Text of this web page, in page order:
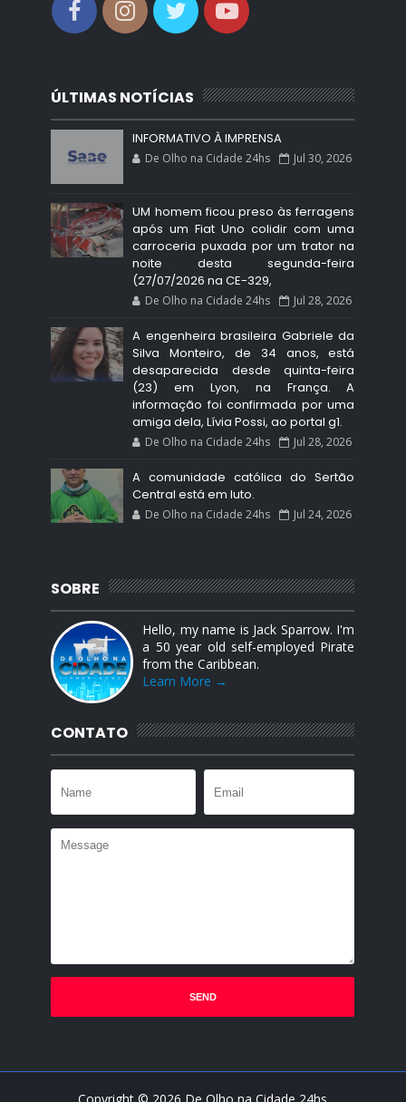
ÚLTIMAS NOTÍCIAS
INFORMATIVO À IMPRENSA
De Olho na Cidade 24hs Jul 30, 2026
UM homem ficou preso às ferragens
após um Fiat Uno colidir com uma
carroceria puxada por um trator na
noite desta segunda-feira
(27/07/2026 na CE-329,
De Olho na Cidade 24hs Jul 28, 2026
A engenheira brasileira Gabriele da
Silva Monteiro, de 34 anos, está
desaparecida desde quinta-feira
(23) em Lyon, na França. A
informação foi confirmada por uma
amiga dela, Lívia Possi, ao portal g1.
De Olho na Cidade 24hs Jul 28, 2026
A comunidade católica do Sertão
Central está em luto.
De Olho na Cidade 24hs Jul 24, 2026
SOBRE
Hello, my name is Jack Sparrow. I'm
a 50 year old self-employed Pirate
from the Caribbean.
Learn More →
CONTATO